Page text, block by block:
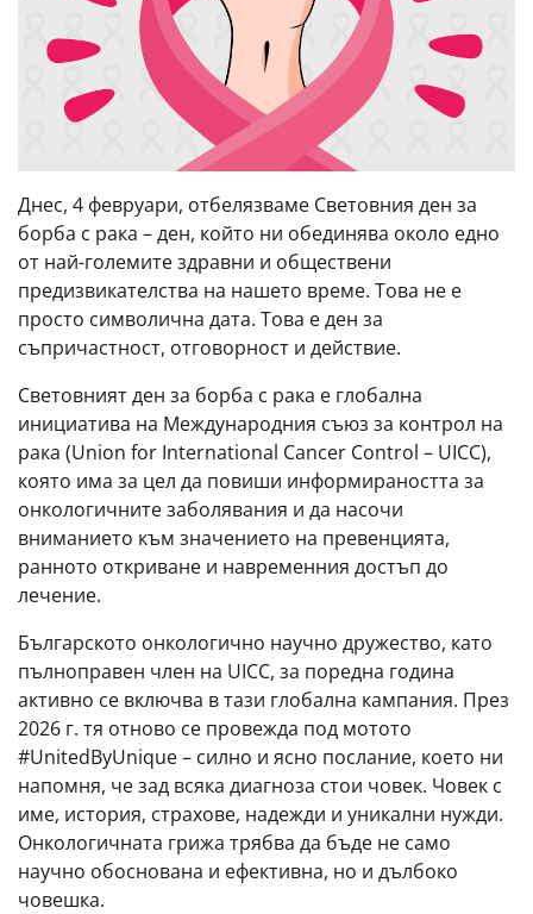
Днес, 4 февруари, отбелязваме Световния ден за
борба с рака – ден, който ни обединява около едно
от най-големите здравни и обществени
предизвикателства на нашето време. Това не е
просто символична дата. Това е ден за
съпричастност, отговорност и действие.
Световният ден за борба с рака е глобална
инициатива на Международния съюз за контрол на
рака (Union for International Cancer Control – UICC),
която има за цел да повиши информираността за
онкологичните заболявания и да насочи
вниманието към значението на превенцията,
ранното откриване и навременния достъп до
лечение.
Българското онкологично научно дружество, като
пълноправен член на UICC, за поредна година
активно се включва в тази глобална кампания. През
2026 г. тя отново се провежда под мотото
#UnitedByUnique – силно и ясно послание, което ни
напомня, че зад всяка диагноза стои човек. Човек с
име, история, страхове, надежди и уникални нужди.
Онкологичната грижа трябва да бъде не само
научно обоснована и ефективна, но и дълбоко
човешка.